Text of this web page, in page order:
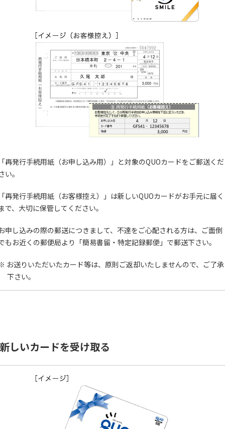
再発行手続用紙（お申し込み用）」と対象のQUOカードをご郵送くだ
い。
再発行手続用紙（お客様控え）」は新しいQUOカードがお手元に届く
で、大切に保管してください。
申し込みの際の郵送につきまして、不達をご心配される方は、ご面倒
もお近くの郵便局より「簡易書留・特定記録郵便」で郵送下さい。
お送りいただいたカード等は、原則ご返却いたしませんので、ご了承
下さい。
しいカードを受け取る